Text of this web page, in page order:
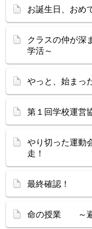
お誕生日、お
クラスの仲が深
学活～
やっと、始ま
第１回学校運
やり切った運動
走！
最終確認！
命の授業 ～避